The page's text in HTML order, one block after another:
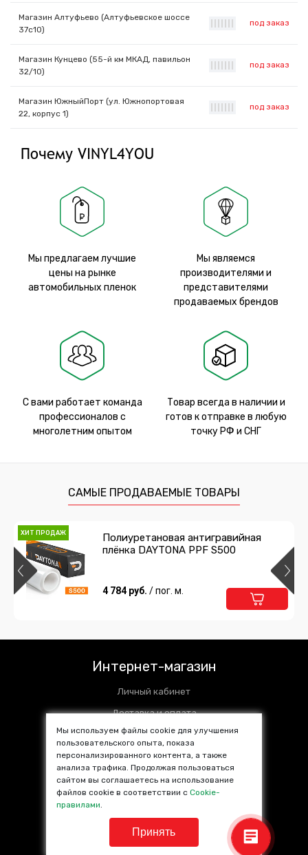
Магазин Алтуфьево (Алтуфьевское шоссе
37с10)
под заказ
Магазин Кунцево (55-й км МКАД, павильон
32/10)
под заказ
Магазин ЮжныйПорт (ул. Южнопортовая
22, корпус 1)
под заказ
Почему VINYL4YOU
Мы предлагаем лучшие
цены на рынке
автомобильных пленок
Мы являемся
производителями и
представителями
продаваемых брендов
С вами работает команда
профессионалов с
многолетним опытом
Товар всегда в наличии и
готов к отправке в любую
точку РФ и СНГ
САМЫЕ ПРОДАВАЕМЫЕ ТОВАРЫ
ХИТ ПРОДАЖ
Полиуретановая антигравийная
плёнка DAYTONA PPF S500
4 784 руб. / пог. м.
Интернет-магазин
Личный кабинет
Доставка и оплата
Установочные центры
Контакты
SALE %
Популярные товары
Мы используем файлы cookie для улучшения
пользовательского опыта, показа
персонализированного контента, а также
анализа трафика. Продолжая пользоваться
сайтом вы соглашаетесь на использование
файлов cookie в соответствии сCookie-
правилами.
Принять